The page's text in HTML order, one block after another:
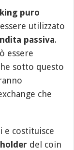
puro
utilizzato
passiva.
essere
sotto questo
che
e costituisce
holder del coin